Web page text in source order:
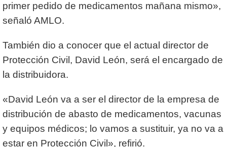
primer pedido de medicamentos mañana mismo»,
señaló AMLO.
También dio a conocer que el actual director de
Protección Civil, David León, será el encargado de
la distribuidora.
«David León va a ser el director de la empresa de
distribución de abasto de medicamentos, vacunas
y equipos médicos; lo vamos a sustituir, ya no va a
estar en Protección Civil», refirió.